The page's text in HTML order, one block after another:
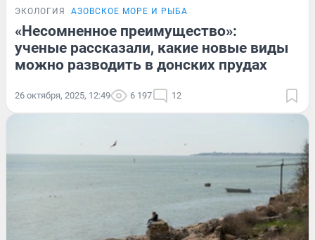
ЭКОЛОГИЯ АЗОВСКОЕ МОРЕ И РЫБА
«Несомненное преимущество»:
ученые рассказали, какие новые виды
можно разводить в донских прудах
26 октября, 2025, 12:49 6 197 12